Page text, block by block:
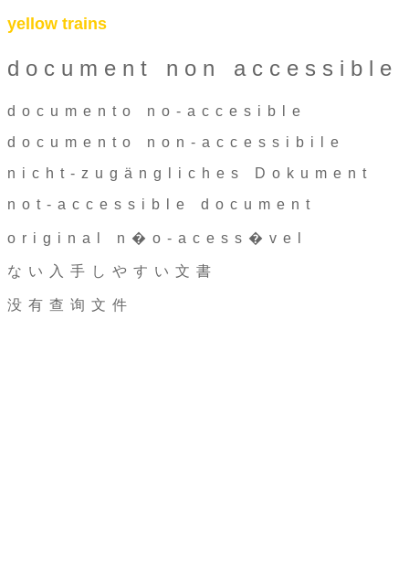
yellow trains
document non accessible
documento no-accesible
documento non-accessibile
nicht-zugängliches Dokument
not-accessible document
original n�o-acess�vel
ない入手しやすい文書
没有查询文件